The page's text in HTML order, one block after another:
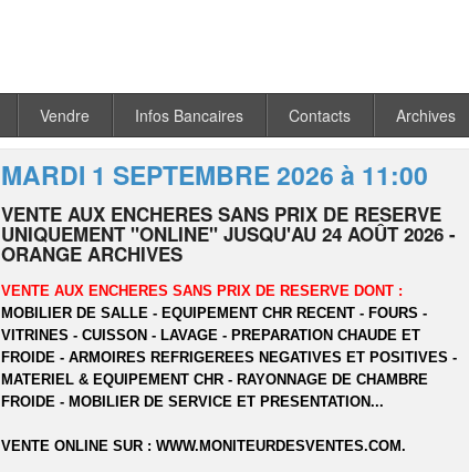
Vendre Infos Bancaires Contacts Archives
MARDI 1 SEPTEMBRE 2026 à 11:00
VENTE AUX ENCHERES SANS PRIX DE RESERVE
UNIQUEMENT "ONLINE" JUSQU'AU 24 AOÛT 2026 -
ORANGE ARCHIVES
VENTE AUX ENCHERES SANS PRIX DE RESERVE DONT :
MOBILIER DE SALLE - EQUIPEMENT CHR RECENT - FOURS -
VITRINES - CUISSON - LAVAGE - PREPARATION CHAUDE ET
FROIDE - ARMOIRES REFRIGEREES NEGATIVES ET POSITIVES -
MATERIEL & EQUIPEMENT CHR - RAYONNAGE DE CHAMBRE
FROIDE - MOBILIER DE SERVICE ET PRESENTATION...
VENTE ONLINE SUR :WWW.MONITEURDESVENTES.COM.